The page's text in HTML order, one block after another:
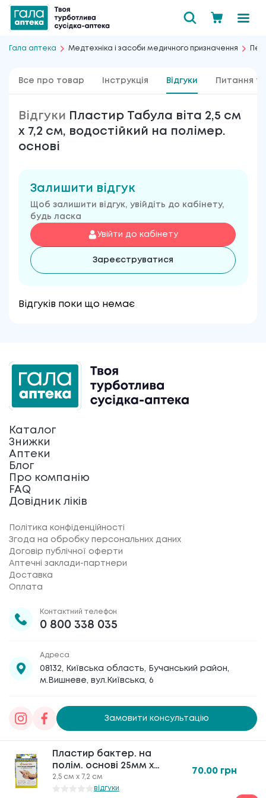
Гала аптека Медтехніка і засоби медичного призначення
Все про товар Інструкція Відгуки Питання та
Відгуки Пластир Табула віта 2,5 см
х 7,2 см, водостійкий на полімер.
основі
Залишити відгук
Щоб залишити відгук, увійдіть до кабінету,
будь ласка
Увійти до кабінету
Зареєструватися
Відгуків поки що немає
Пластир бактер. на
полім. основі 25мм х
72мм №20 Табула Віта
2,5 см х 7,2 см
відгуки
70.00 грн
Пластир бактер. на
полім. основі 25мм х
72мм №20 Табула Віта
2,5 см х 7,2 см
відгуки
70.00 грн
Каталог
Знижки
Аптеки
Блог
Про компанію
FAQ
Довідник ліків
Політика конфіденційності
Згода на обробку персональних даних
Договір публічної оферти
Аптечні заклади-партнери
Доставка
Оплата
Контактний телефон
0 800 338 035
Адреса
08132, Київська область, Бучанський район,
м.Вишневе, вул.Київська, 6
Замовити консультацію
Товариство з обмеженою відповідальністю
«Галафарм», код ЄДРПОУ 30886474 © 2020-2026